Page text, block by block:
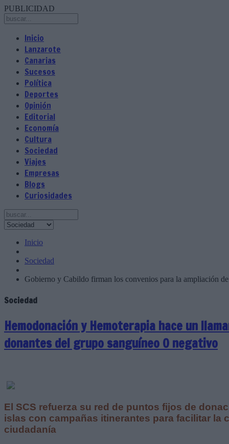
PUBLICIDAD
Inicio
Lanzarote
Canarias
Sucesos
Política
Deportes
Opinión
Editorial
Economía
Cultura
Sociedad
Viajes
Empresas
Blogs
Curiosidades
Inicio
Sociedad
Gobierno y Cabildo firman los convenios para la ampliación
Sociedad
Hemodonación y Hemoterapia hace un
donantes del grupo sanguíneo 0 negativo
El SCS refuerza su red de puntos fijos de
islas con campañas itinerantes para facilitar la
ciudadanía